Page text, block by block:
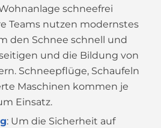
schneefrei
Teams nutzen modernstes
den Schnee schnell und
und die Bildung von
Schneepflüge, Schaufeln
Maschinen kommen je
Einsatz.
: Um die Sicherheit auf